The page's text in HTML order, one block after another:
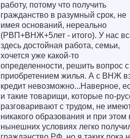
работу, потому что получить
гражданство в разумный срок, не
имея оснований, нереально
(РВП+ВНЖ+5лет - итого). У нас
здесь достойная работа, семьи,
хочется уже какой-то
определенности, решить вопрос с
приобретением жилья. А с ВНЖ
кредит невозможно...Наверное,
и такие товарищи, которые по-
разговаривают с трудом, не
никакого образования и при этом
нынешних условиях легко